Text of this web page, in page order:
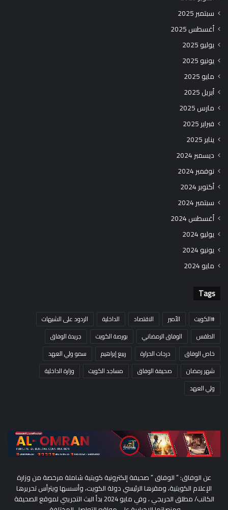
سبتمبر 2025
أغسطس 2025
يوليو 2025
يونيو 2025
مايو 2025
أبريل 2025
مارس 2025
فبراير 2025
يناير 2025
ديسمبر 2024
نوفمبر 2024
أكتوبر 2024
سبتمبر 2024
أغسطس 2024
يوليو 2024
يونيو 2024
مايو 2024
Tags
#الكويت الأمير الاقتصاد الداخلية
الردود على الشبهات
الطقس
الوفاق الرمضاني بورصة الكويت
جريدة الوفاق
خاص الوفاق
درجات الحرارة ربيع إبراهيم
سمو ولي العهد
شهر رمضان
صحيفة الوفاق مساجد الكويت
وزارة الداخلية
ولي العهد
عن الوفاق: ” الوفاق ” صحيفة إلكترونية كويتية شاملة مرخصة من وزارة
الإعلام الكويتية، ومقرها الرئيسي دولة الكويت، وأسسها ويترأس تحريرها
الكاتب/ مطلق الحريجي ، وفي مايو 2024 بدأ البث التجريبي لموقع الصحيفة